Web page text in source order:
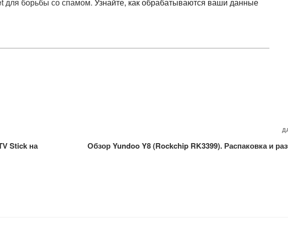
для борьбы со спамом. Узнайте, как обрабатываются ваши данные
Stick на
Обзор Yundoo Y8 (Rockchip RK3399). Распаковка и